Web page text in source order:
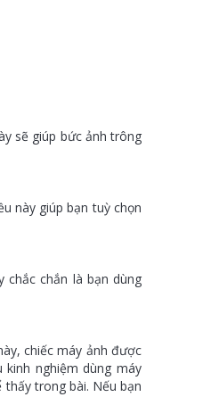
sẽ giúp bức ảnh trông
này giúp bạn tuỳ chọn
chắc chắn là bạn dùng
chiếc máy ảnh được
nghiệm dùng máy
trong bài. Nếu bạn